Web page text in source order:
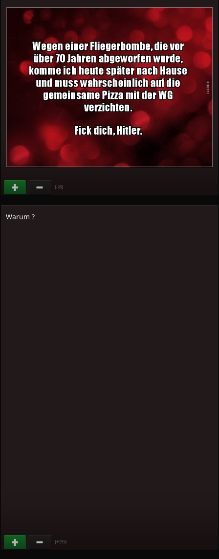
(-26)
Warum ?
(+26)